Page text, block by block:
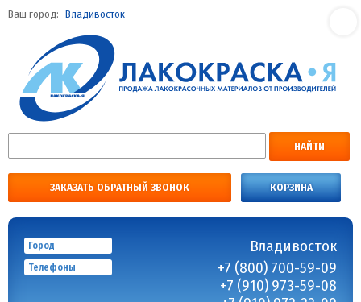
Ваш город: Владивосток
НАЙТИ
ЗАКАЗАТЬ ОБРАТНЫЙ ЗВОНОК КОРЗИНА
Город Владивосток
Телефоны
+7 (800) 700-59-09
+7 (910) 973-59-08